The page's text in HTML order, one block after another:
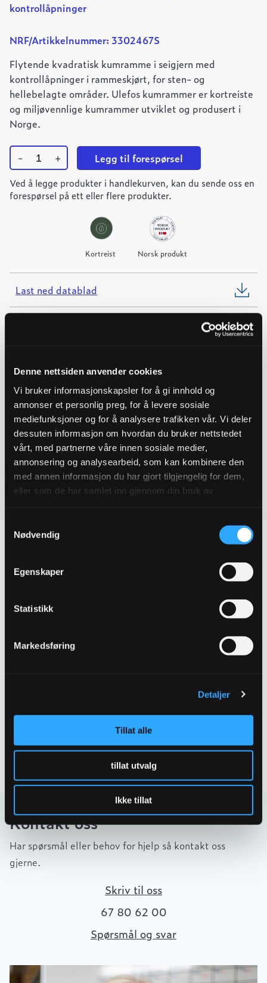
Denne nettsiden anvender cookies
Vi bruker informasjonskapsler for å gi innhold og
annonser et personlig preg, for å levere sosiale
mediefunksjoner og for å analysere trafikken vår. Vi deler
dessuten informasjon om hvordan du bruker nettstedet
vårt, med partnerne våre innen sosiale medier,
annonsering og analysearbeid, som kan kombinere den
med annen informasjon du har gjort tilgjengelig for dem,
eller som de har samlet inn gjennom din bruk av
Nødvendig
Egenskaper
Statistikk
Markedsføring
Detaljer
Tillat alle
tillat utvalg
Ikke tillat
kontrollåpninger
NRF/Artikkelnummer: 3302467S
Flytende kvadratisk kumramme i seigjern med
kontrollåpninger i rammeskjørt, for sten- og
hellebelagte områder. Ulefos kumrammer er kortreiste
og miljøvennlige kumrammer utviklet og produsert i
Norge.
-
Ulefos
kumramme
UFK
650
+ Legg til forespørsel
Ved å legge produkter i handlekurven, kan du sende oss en
forespørsel på ett eller flere produkter.
Kortreist Norsk produkt
Last ned datablad
Last ned brosjyre
EPD (PDF)
Klimaregnskap (PDF)
Produktegenskaper
Pakningsinformasjon
Tekniske spesifikasjoner
Kontakt oss
Har spørsmål eller behov for hjelp så kontakt oss
gjerne.
Skriv til oss
67 80 62 00
Spørsmål og svar